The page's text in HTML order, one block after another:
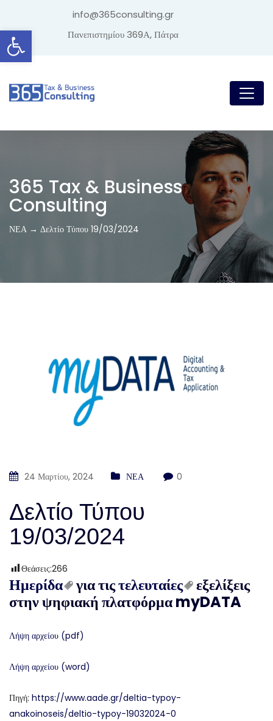
Ανοίξτε τη γραμμή εργαλείων
info@365consulting.gr
Πανεπιστημίου 369Α, Πάτρα
365 Tax & Business
Consulting
ΝΕΑ → Δελτίο Τύπου 19/03/2024
24 Μαρτίου, 2024 ΝΕΑ 0
Δελτίο Τύπου
19/03/2024
Θεάσεις:266
Ημερίδα για τιςτελευταίες
εξελίξεις
στην ψηφιακή πλατφόρμα myDATA
Λήψη αρχείου (pdf)
Λήψη αρχείου (word)
Πηγή: https://www.aade.gr/deltia-typoy-
anakoinoseis/deltio-typoy-19032024-0